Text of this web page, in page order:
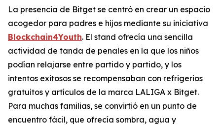
La presencia de Bitget se centró en crear un espacio
acogedor para padres e hijos mediante su iniciativa
Blockchain4Youth. El stand ofrecía una sencilla
actividad de tanda de penales en la que los niños
podían relajarse entre partido y partido, y los
intentos exitosos se recompensaban con refrigerios
gratuitos y artículos de la marca LALIGA x Bitget.
Para muchas familias, se convirtió en un punto de
encuentro fácil, que ofrecía sombra, agua y